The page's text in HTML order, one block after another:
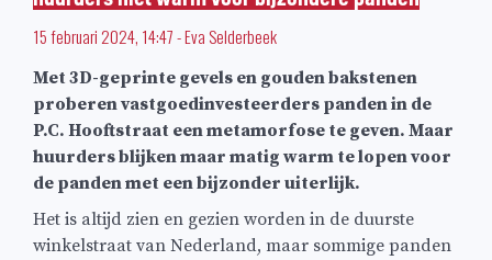
15 februari 2024, 14:47-Eva Selderbeek
Met 3D-geprinte gevels en gouden bakstenen
proberen vastgoedinvesteerders panden in de
P.C. Hooftstraat een metamorfose te geven. Maar
huurders blijken maar matig warm te lopen voor
de panden met een bijzonder uiterlijk.
Het is altijd zien en gezien worden in de duurste
winkelstraat van Nederland, maar sommige panden